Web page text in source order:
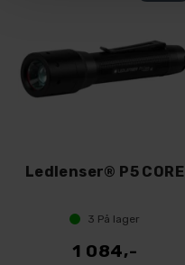
Ledlenser® P5 CORE
3 På lager
1 084,-